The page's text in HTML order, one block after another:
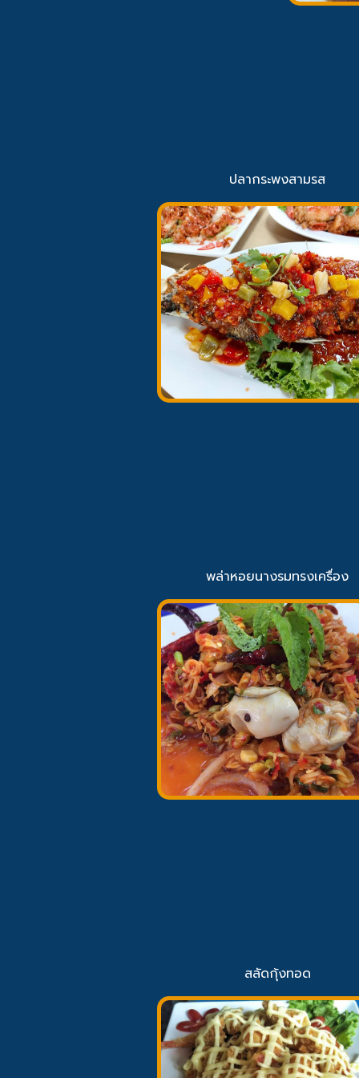
ปลากระพงสามรส
พล่าหอยนางรมทรงเครื่อง
สลัดกุ้งทอด